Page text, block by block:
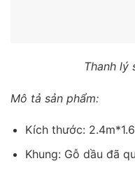
Thanh lý
Mô tả sản phẩm:
Kích thước:
Khung: Gỗ dầu đã